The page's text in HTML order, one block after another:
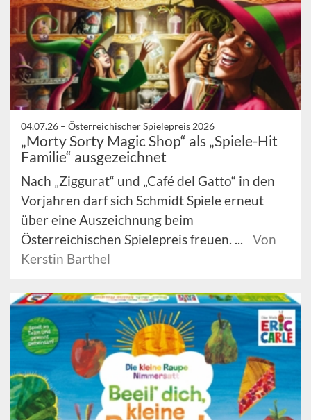
04.07.26 – Österreichischer Spielepreis 2026
„Morty Sorty Magic Shop“ als „Spiele-Hit
Familie“ ausgezeichnet
Nach „Ziggurat“ und „Café del Gatto“ in den
Vorjahren darf sich Schmidt Spiele erneut
über eine Auszeichnung beim
Österreichischen Spielepreis freuen. ...
Von
Kerstin Barthel